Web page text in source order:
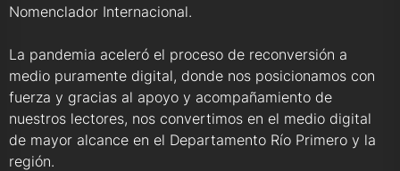
Nomenclador Internacional.
La pandemia aceleró el proceso de reconversión a
medio puramente digital, donde nos posicionamos con
fuerza y gracias al apoyo y acompañamiento de
nuestros lectores, nos convertimos en el medio digital
de mayor alcance en el Departamento Río Primero y la
región.